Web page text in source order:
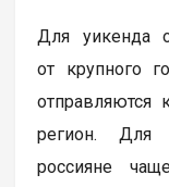
Для уикенда
от крупного
регион. Для
россияне